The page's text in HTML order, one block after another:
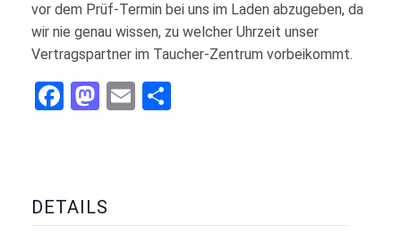
vor dem Prüf-Termin bei uns im Laden abzugeben, da
wir nie genau wissen, zu welcher Uhrzeit unser
Vertragspartner im Taucher-Zentrum vorbeikommt.
Facebook
Mastodon
Email
DETAILS